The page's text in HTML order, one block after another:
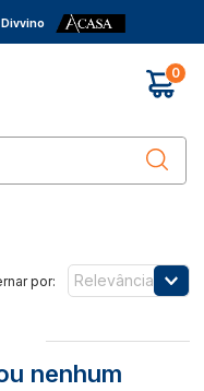
Divvino
0
Relevância